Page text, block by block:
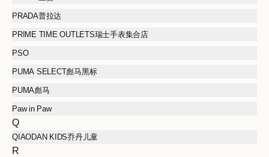
PRADA普拉达
PRIME TIME OUTLETS瑞士手表集合店
PSO
PUMA SELECT彪马黑标
PUMA彪马
Paw in Paw
Q
QIAODAN KIDS乔丹儿童
R